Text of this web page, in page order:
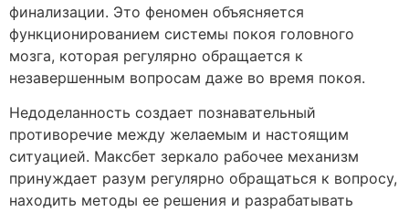
финализации. Это феномен объясняется
функционированием системы покоя головного
мозга, которая регулярно обращается к
незавершенным вопросам даже во время покоя.
Недоделанность создает познавательный
противоречие между желаемым и настоящим
ситуацией. Максбет зеркало рабочее механизм
принуждает разум регулярно обращаться к вопросу,
находить методы ее решения и разрабатывать